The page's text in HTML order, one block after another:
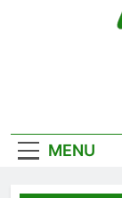
MENU